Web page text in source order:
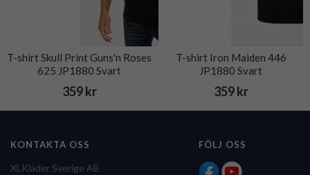
T-shirt Skull Print Guns'n Roses
625 JP1880 Svart
359 kr
T-shirt Iron Maiden 446
JP1880 Svart
359 kr
KONTAKTA OSS
XLKläder Sverige AB
FÖLJ OSS